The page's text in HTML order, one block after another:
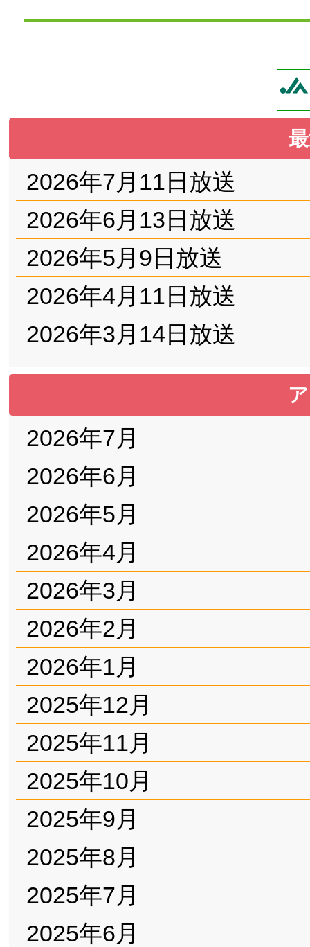
2026年7月11日放送
2026年6月13日放送
2026年5月9日放送
2026年4月11日放送
2026年3月14日放送
2026年7月
2026年6月
2026年5月
2026年4月
2026年3月
2026年2月
2026年1月
2025年12月
2025年11月
2025年10月
2025年9月
2025年8月
2025年7月
2025年6月